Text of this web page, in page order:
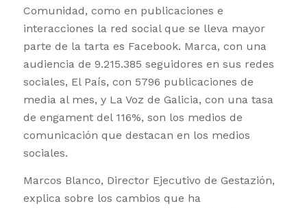
Comunidad, como en publicaciones e
interacciones la red social que se lleva mayor
parte de la tarta es Facebook. Marca, con una
audiencia de 9.215.385 seguidores en sus redes
sociales, El País, con 5796 publicaciones de
media al mes, y La Voz de Galicia, con una tasa
de engament del 116%, son los medios de
comunicación que destacan en los medios
sociales.
Marcos Blanco, Director Ejecutivo de Gestazión,
explica sobre los cambios que ha